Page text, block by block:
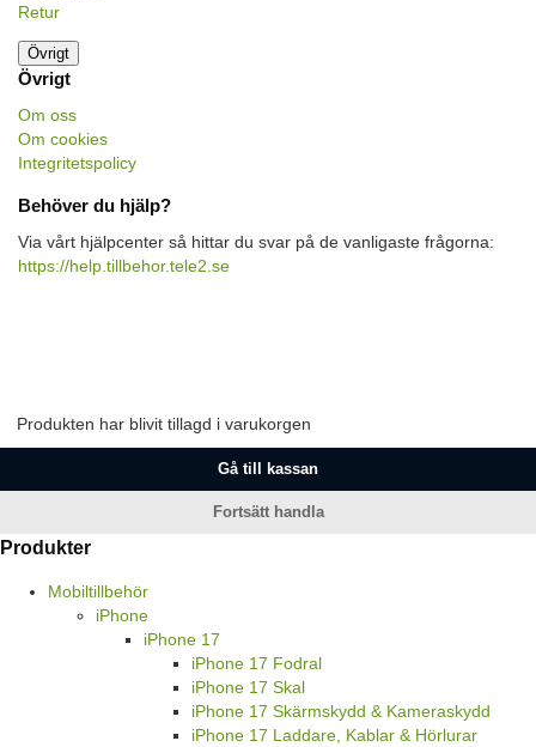
Retur
Övrigt
Övrigt
Om oss
Om cookies
Integritetspolicy
Behöver du hjälp?
Via vårt hjälpcenter så hittar du svar på de vanligaste frågorna:
https://help.tillbehor.tele2.se
Produkten har blivit tillagd i varukorgen
Gå till kassan
Fortsätt handla
Produkter
Mobiltillbehör
iPhone
iPhone 17
iPhone 17 Fodral
iPhone 17 Skal
iPhone 17 Skärmskydd & Kameraskydd
iPhone 17 Laddare, Kablar & Hörlurar